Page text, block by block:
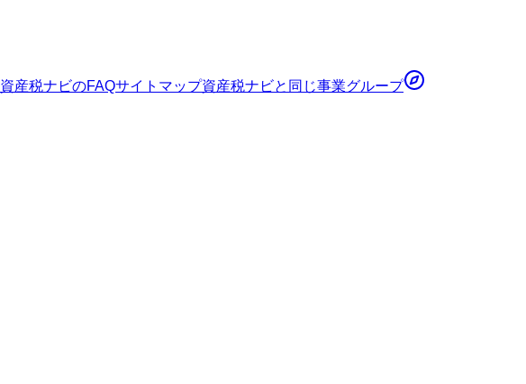
資産税ナビのFAQサイトマップ資産税ナビと同じ事業グループ